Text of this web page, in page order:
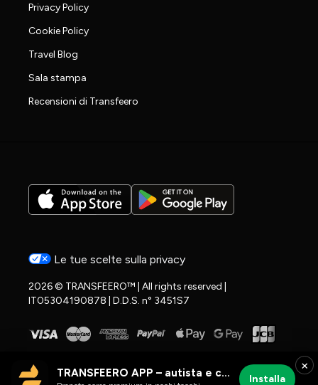
Privacy Policy
Cookie Policy
Travel Blog
Sala stampa
Recensioni di Transfeero
Le tue scelte sulla privacy
2026 © TRANSFEERO™ | All rights reserved |
IT05304190878 | D.D.S. n° 3451S7
×
TRANSFEERO APP – autista e corse aeroportuali Installa